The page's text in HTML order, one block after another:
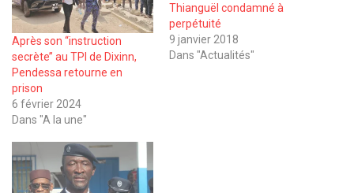
Après son ‘‘instruction
secrète’’ au TPI de Dixinn,
Pendessa retourne en
prison
6 février 2024
Dans "A la une"
Thianguël condamné à
perpétuité
9 janvier 2018
Dans "Actualités"